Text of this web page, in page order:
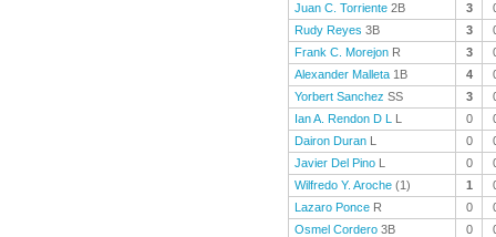
Juan C. Torriente 2B 3
Rudy Reyes 3B 3
Frank C. Morejon R 3
Alexander Malleta 1B 4
Yorbert Sanchez SS 3
Ian A. Rendon D L
L 0
Dairon Duran L 0
Javier Del Pino L 0
Wilfredo Y. Aroche (1) 1
Lazaro Ponce R 0
Osmel Cordero 3B 0